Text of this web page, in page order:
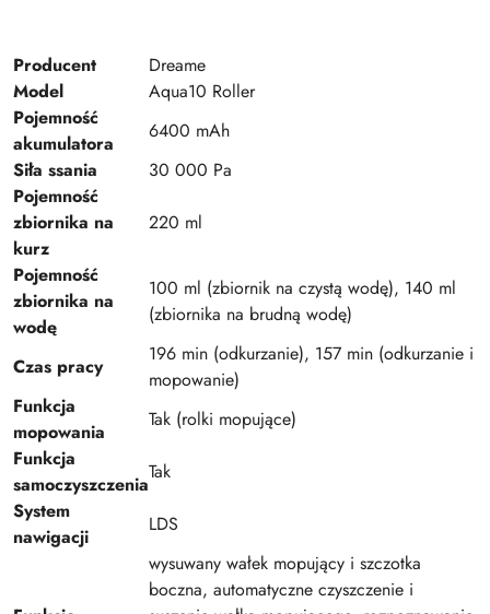
Producent
Dreame
Model
Aqua10 Roller
Pojemność
akumulatora
6400 mAh
Siła ssania
30 000 Pa
Pojemność
zbiornika na
kurz
220 ml
Pojemność
zbiornika na
wodę
100 ml (zbiornik na czystą wodę), 140 ml
(zbiornika na brudną wodę)
Czas pracy
196 min (odkurzanie), 157 min (odkurzanie i
mopowanie)
Funkcja
mopowania
Tak (rolki mopujące)
Funkcja
samoczyszczenia
Tak
System
nawigacji
LDS
wysuwany wałek mopujący i szczotka
boczna, automatyczne czyszczenie i